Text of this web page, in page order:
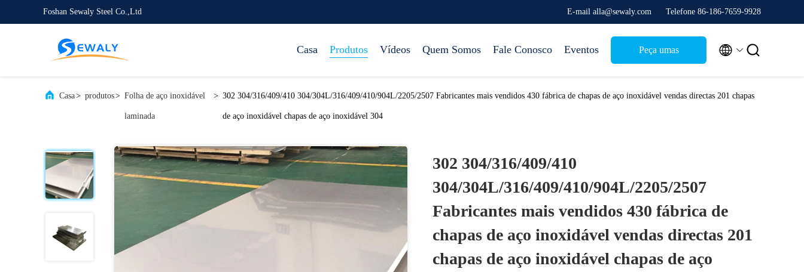
Foshan Sewaly Steel Co.,Ltd E-mail alla@sewaly.com Telefone 86-186-7659-9928
Casa Produtos Vídeos Quem Somos Fale Conosco Eventos Peça umas  
Casa> produtos> Folha de aço inoxidável
laminada
> 302 304/316/409/410 304/304L/316/409/410/904L/2205/2507 Fabricantes mais vendidos 430 fábrica de chapas de aço inoxidável vendas directas 201 chapas
de aço inoxidável chapas de aço inoxidável 304
302 304/316/409/410
304/304L/316/409/410/904L/2205/2507
Fabricantes mais vendidos 430 fábrica de
chapas de aço inoxidável vendas directas 201
chapas de aço inoxidável chapas de aço